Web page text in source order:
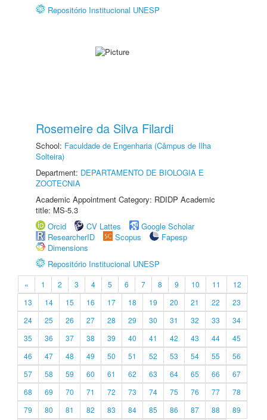
Repositório Institucional UNESP
Rosemeire da Silva Filardi
School: Faculdade de Engenharia (Câmpus de Ilha
Solteira)
Department: DEPARTAMENTO DE BIOLOGIA E
ZOOTECNIA
Academic Appointment Category: RDIDP Academic
title: MS-5.3
Orcid
CV Lattes
Google Scholar
ResearcherID
Scopus
Fapesp
Dimensions
Repositório Institucional UNESP
« 1 2 3 4 5 6 7 8 9 10 11
12
13
14 15 16 17 18 19 20 21 22
23
24
25 26 27 28 29 30 31 32 33
34
35
36 37 38 39 40 41 42 43 44
45
46
47 48 49 50 51 52 53 54 55
56
57
58 59 60 61 62 63 64 65 66
67
68
69 70 71 72 73 74 75 76 77
78
79
80 81 82 83 84 85 86 87 88
89